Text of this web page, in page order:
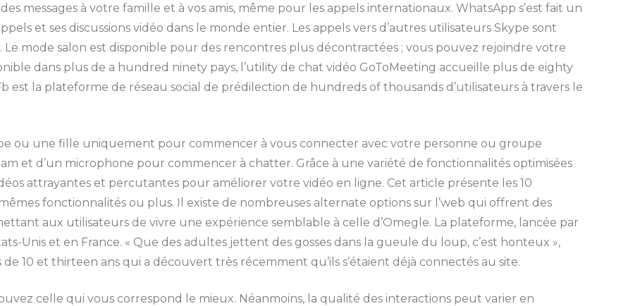
messages à votre famille et à vos amis, même pour les appels internationaux. WhatsApp s’est fait un
et ses discussions vidéo dans le monde entier. Les appels vers d’autres utilisateurs Skype sont
mode salon est disponible pour des rencontres plus décontractées ; vous pouvez rejoindre votre
dans plus de a hundred ninety pays, l’utility de chat vidéo GoToMeeting accueille plus de eighty
est la plateforme de réseau social de prédilection de hundreds of thousands d’utilisateurs à travers le
ou une fille uniquement pour commencer à vous connecter avec votre personne ou groupe
et d’un microphone pour commencer à chatter. Grâce à une variété de fonctionnalités optimisées
attrayantes et percutantes pour améliorer votre vidéo en ligne. Cet article présente les 10
fonctionnalités ou plus. Il existe de nombreuses alternate options sur l’web qui offrent des
aux utilisateurs de vivre une expérience semblable à celle d’Omegle. La plateforme, lancée par
Unis et en France. « Que des adultes jettent des gosses dans la gueule du loup, c’est honteux »,
10 et thirteen ans qui a découvert très récemment qu’ils s’étaient déjà connectés au site.
celle qui vous correspond le mieux. Néanmoins, la qualité des interactions peut varier en